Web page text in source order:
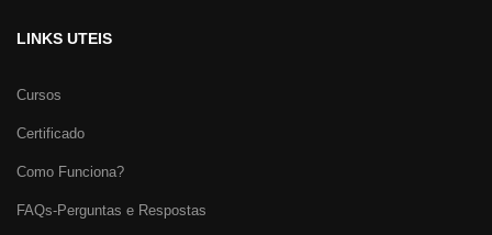
LINKS UTEIS
Cursos
Certificado
Como Funciona?
FAQs-Perguntas e Respostas